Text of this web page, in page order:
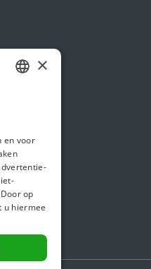
ENGLISH
×
en voor
op
u hiermee